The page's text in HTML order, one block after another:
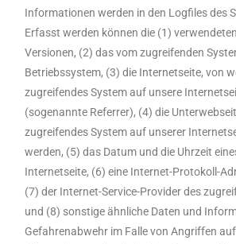
Informationen werden in den Logfiles des
Erfasst werden können die (1)
Versionen, (2) das vom zugreifenden
Betriebssystem, (3) die Internetseite, von
zugreifendes System auf unsere
(sogenannte Referrer), (4) die
zugreifendes System auf unserer
werden, (5) das Datum und die Uhrzeit
Internetseite, (6) eine Internet-Protokoll-
(7) der Internet-Service-Provider des
und (8) sonstige ähnliche Daten und
Gefahrenabwehr im Falle von Angriffen